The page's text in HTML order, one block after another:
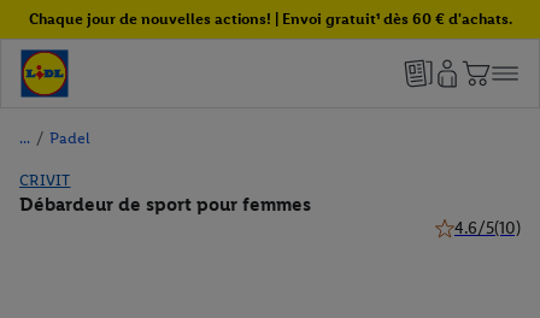
Chaque jour de nouvelles actions! | Envoi gratuit¹ dès 60 € d'achats.
/ Padel
CRIVIT
Débardeur de sport pour femmes
4.6/5(10)